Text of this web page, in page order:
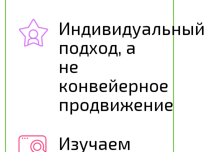
Индивидуальный
подход, а
не
конвейерное
продвижение
Изучаем